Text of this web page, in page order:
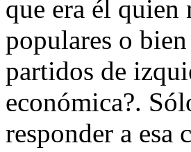
que era él
populares o
partidos de
económica?.
responder a esa